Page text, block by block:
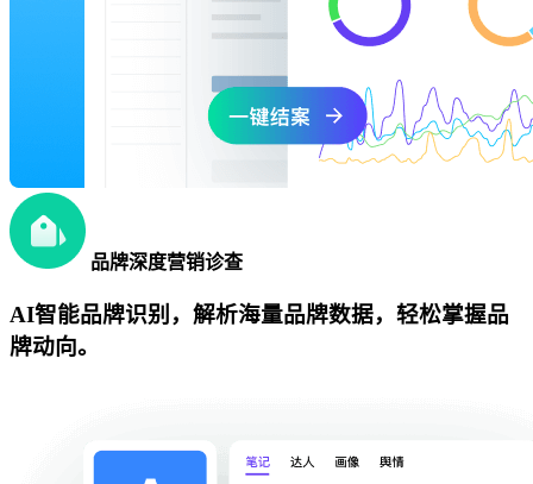
品牌深度营销诊查
AI智能品牌识别，解析海量品牌数据，轻松掌握品
牌动向。